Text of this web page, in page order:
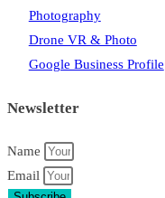
Photography
Drone VR & Photo
Google Business Profile
Newsletter
Name
Email